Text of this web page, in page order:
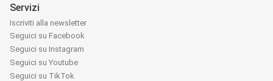
Servizi
Iscriviti alla newsletter
Seguici su Facebook
Seguici su Instagram
Seguici su Youtube
Seguici su TikTok